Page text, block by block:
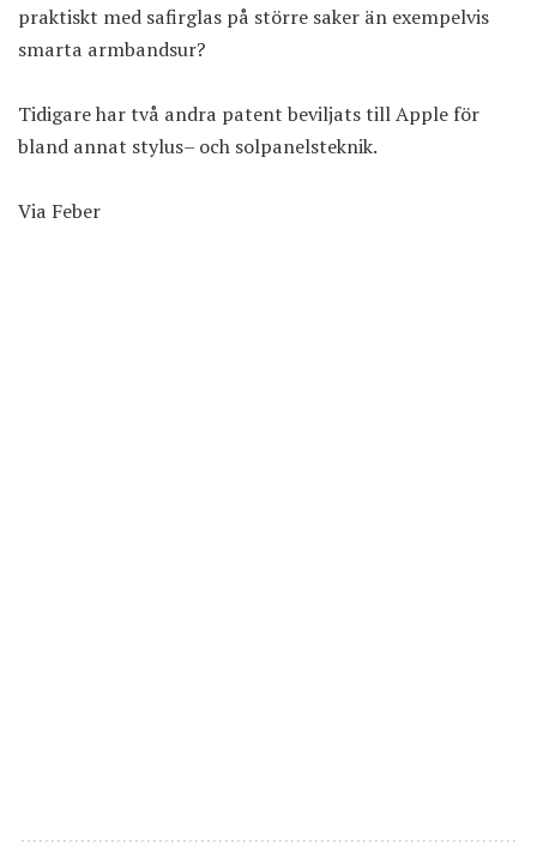
praktiskt med safirglas på större saker än exempelvis
smarta armbandsur?
Tidigare har två andra patent beviljats till Apple för
bland annat stylus– och solpanelsteknik.
Via Feber